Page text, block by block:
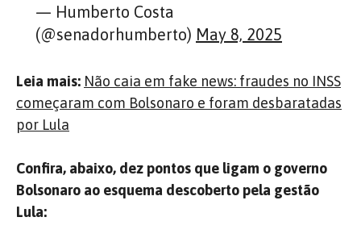
— Humberto Costa
(@senadorhumberto) May 8, 2025
Leia mais: Não caia em fake news: fraudes no INSS
começaram com Bolsonaro e foram desbaratadas
por Lula
Confira, abaixo, dez pontos que ligam o governo
Bolsonaro ao esquema descoberto pela gestão
Lula: